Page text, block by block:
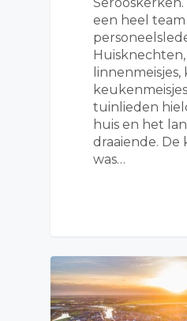
een heel team
Huisknechten,
linnenmeisjes,
tuinlieden
huis en het
draaiende. De
was…